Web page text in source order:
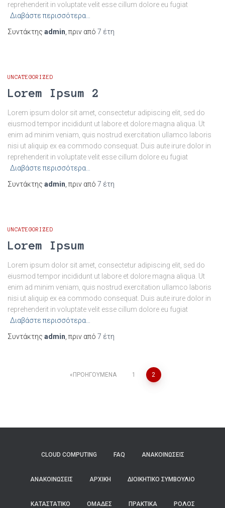
reprehenderit in voluptate velit esse cillum dolore eu fugiat
Διαβάστε περισσότερα…
Συντάκτης admin , πριν από 7 έτη
UNCATEGORIZED
Lorem Ipsum 2
Lorem ipsum dolor sit amet, consectetur adipiscing elit, sed do
eiusmod tempor incididunt ut labore et dolore magna aliqua. Ut
enim ad minim veniam, quis nostrud exercitation ullamco laboris
nisi ut aliquip ex ea commodo consequat. Duis aute irure dolor in
reprehenderit in voluptate velit esse cillum dolore eu fugiat
Διαβάστε περισσότερα…
Συντάκτης admin , πριν από 7 έτη
UNCATEGORIZED
Lorem Ipsum
Lorem ipsum dolor sit amet, consectetur adipiscing elit, sed do
eiusmod tempor incididunt ut labore et dolore magna aliqua. Ut
enim ad minim veniam, quis nostrud exercitation ullamco laboris
nisi ut aliquip ex ea commodo consequat. Duis aute irure dolor in
reprehenderit in voluptate velit esse cillum dolore eu fugiat
Διαβάστε περισσότερα…
Συντάκτης admin , πριν από 7 έτη
ΠΡΟΗΓΟΎΜΕΝΑ 1 2
CLOUD COMPUTING FAQ ΑΝΑΚΟΙΝΏΣΕΙΣ
ΑΝΑΚΟΙΝΏΣΕΙΣ ΑΡΧΙΚΗ ΔΙΟΙΚΗΤΙΚΌ ΣΥΜΒΟΎΛΙΟ
ΚΑΤΑΣΤΑΤΙΚΌ ΟΜΆΔΕΣ ΠΡΑΚΤΙΚΆ ΡΌΛΟΣ